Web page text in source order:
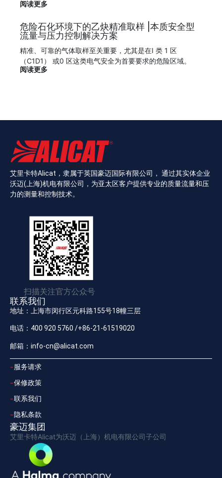
阅读更多
危险石化环境下的乙炔精准取样 |本质安全型
流量与压力控制解决方案
精准、可靠的气体取样至关重要，尤其是在I 类 1 区
（C1D1） 或0 区这类电气安全为首要要求的危险区域。
阅读更多
艾里卡特Alicat，隶属于英国豪迈国际有限公司， 通过其实体企业
沃迈(上海)机电有限公司，为亚太区客户提供专业的质量流量和压
力的测量和控制技术。
扫描关注官方公众号
联系我们
地址：上海市闵行区元科路155号18幢三层
电话：400 920 5760 /+86-21-61519020
邮箱：info-cn@alicat.com
服务请求
保修政策
联系我们
隐私条款
豪迈集团
艾里卡特Alicat为沃迈（上海）机电有限公司子公司